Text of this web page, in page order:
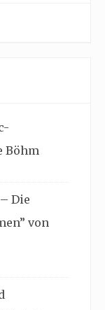
Böhm
Die
von